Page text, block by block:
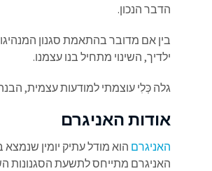
הדבר הנכון.
בין אם מדובר בהתאמת סגנון
ילדיך, השינוי מתחיל בנו עצמנו.
גלה כְּלִי עוצמתי למודעות עצמית,
אודות האניגרם
האניגרם הוא מודל עתיק יומין
האניגרם מתייחס לתשעת הסגנונות